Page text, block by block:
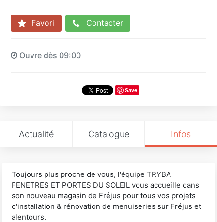
Favori Contacter
Ouvre dès 09:00
Save
Actualité Catalogue Infos
Toujours plus proche de vous, l'équipe TRYBA
FENETRES ET PORTES DU SOLEIL vous accueille dans
son nouveau magasin de Fréjus pour tous vos projets
d'installation & rénovation de menuiseries sur Fréjus et
alentours.